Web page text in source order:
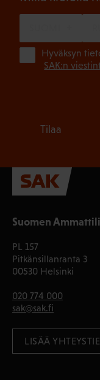
Suomen
PL 157
Pitkänsillanranta 3
00530 Helsinki
020 774 000
sak@sak.fi
LISÄÄ
Hyväksyn
SAK:n
Tilaa